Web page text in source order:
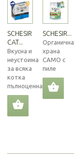
SCHESIR
CAT...
Вкусна и
неустоима
за всяка
котка
пълноценна...
SCHESIR...
Органична
храна
САМО с
пиле